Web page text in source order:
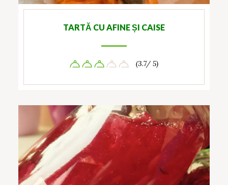
TARTĂ CU AFINE ȘI CAISE
(3.7/ 5)